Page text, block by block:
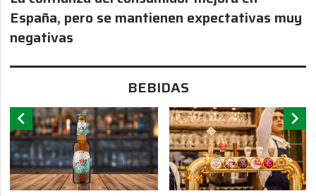
España, pero se mantienen expectativas muy
negativas
BEBIDAS
chevron_left
chevron_right